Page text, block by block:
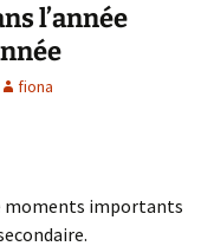
l’année
fiona
moments importants